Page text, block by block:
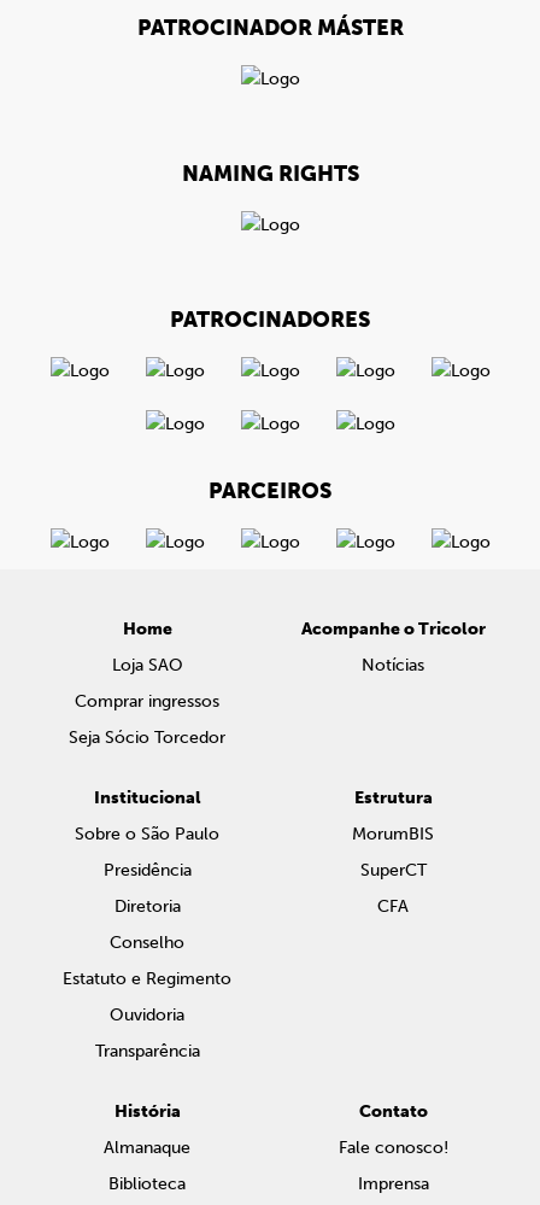
PATROCINADOR MÁSTER
NAMING RIGHTS
PATROCINADORES
PARCEIROS
Home
Loja SAO
Comprar ingressos
Seja Sócio Torcedor
Acompanhe o Tricolor
Notícias
Institucional
Sobre o São Paulo
Presidência
Diretoria
Conselho
Estatuto e Regimento
Ouvidoria
Transparência
Estrutura
MorumBIS
SuperCT
CFA
História
Almanaque
Biblioteca
Contato
Fale conosco!
Imprensa